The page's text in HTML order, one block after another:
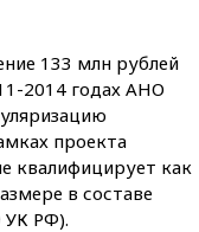
133 млн рублей
2014 годах АНО
проекта
квалифицирует как
в составе
УК РФ).